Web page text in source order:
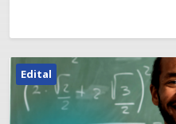
Psicólogo
Orientador Social
Auxiliar
Edital